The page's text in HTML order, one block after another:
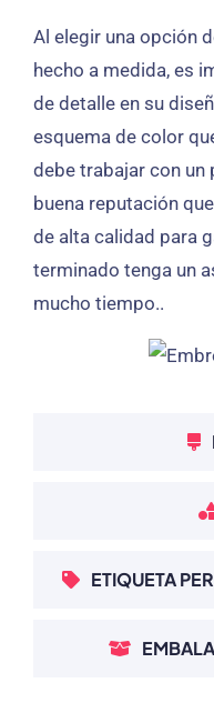
Al elegir una opción
hecho a medida, es
de detalle en su
esquema de color
debe trabajar con
buena reputación
de alta calidad para
terminado tenga un
mucho tiempo..
ETIQUETA